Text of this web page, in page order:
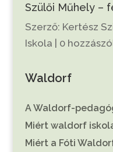
Szülői Műhely –
Szerző: Kertész
Iskola | 0
Waldorf
A Waldorf-
Miért waldorf
Miért a Fóti